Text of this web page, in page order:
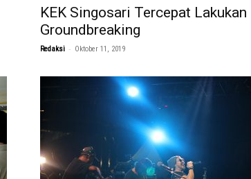
KEK Singosari Tercepat Lakukan
Groundbreaking
Redaksi - Oktober 11, 2019